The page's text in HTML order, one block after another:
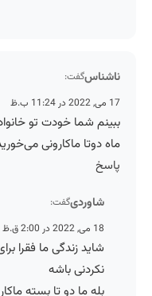
ناشناسگفت:
17 می, 2022 در 11:24 ب.ظ
ببینم شما خودت تو
ماه دوتا ماکارونی
پاسخ
شاوردیگفت:
18 می, 2022 در 2:00 ق.ظ
شاید زندگی ما فقرا
نکردنی باشه
بله ما دو تا بسته